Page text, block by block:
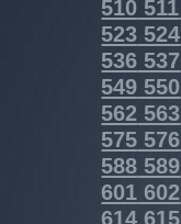
510 511
523 524
536 537
549 550
562 563
575 576
588 589
601 602
614 615